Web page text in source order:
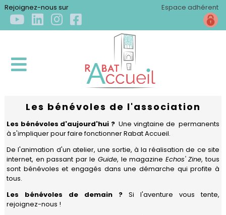
Rejoignez-nous sur Espace adhérent
×
SOMMES-
NOUS
?
Qui
sommes-
S'INSTALLER
Les bénévoles de l'association
Les bénévoles d'aujourd'hui ? Une vingtaine de permanents
à s'impliquer pour faire fonctionner Rabat Accueil.
De l'animation d'un atelier, une sortie, à la réalisation de ce site
internet, en passant par le Guide, le magazine Echos' Zine, tous
sont bénévoles et engagés dans une démarche qui profite à
tous.
Les bénévoles de demain ? Si l'aventure vous tente,
rejoignez-nous !